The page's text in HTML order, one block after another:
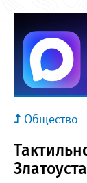
Общество